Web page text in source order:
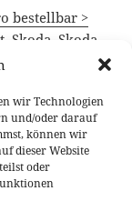
wir Technologien
und/oder darauf
können wir
dieser Website
oder
bestellbar >
Skoda, Skoda
SDV6